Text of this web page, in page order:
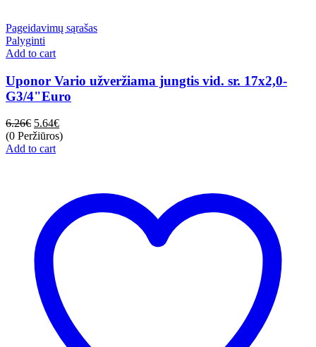
Pageidavimų sąrašas
Palyginti
Add to cart
Uponor Vario užveržiama jungtis vid. sr. 17x2,0-
G3/4"Euro
6.26€ 5.64€
(0 Peržiūros)
Add to cart